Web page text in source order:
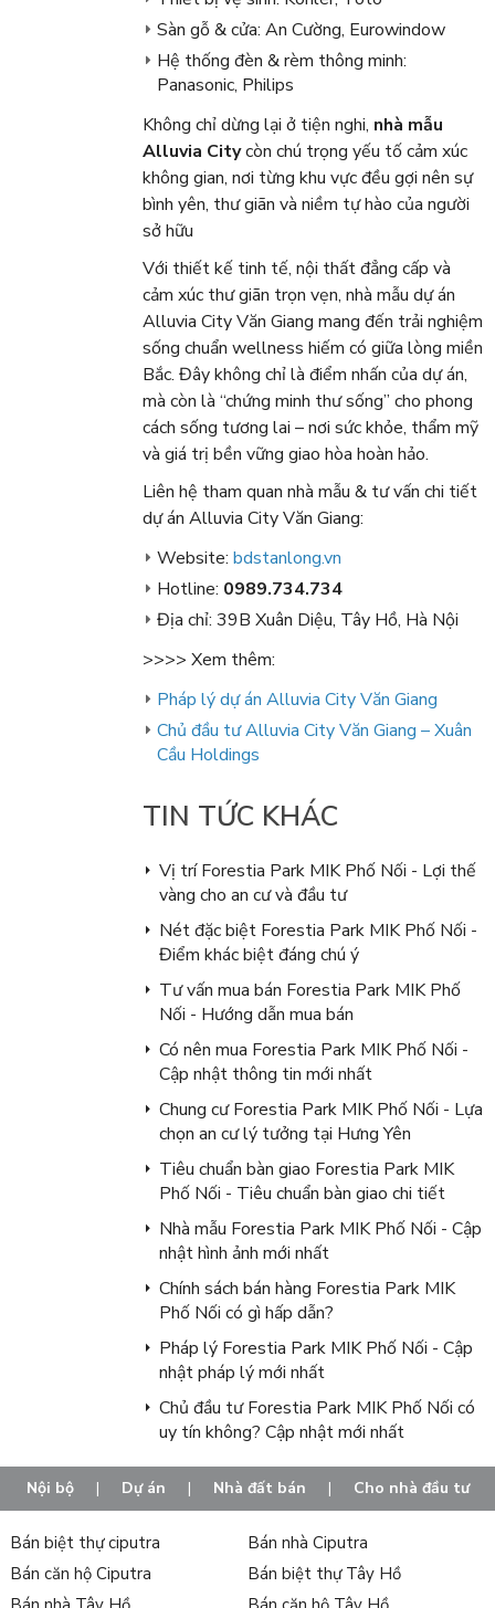
Sàn gỗ & cửa: An Cường, Eurowindow
Hệ thống đèn & rèm thông minh:
Panasonic, Philips
Không chỉ dừng lại ở tiện nghi, nhà mẫu
Alluvia Citycòn chú trọng yếu tố cảm xúc
không gian, nơi từng khu vực đều gợi nên sự
bình yên, thư giãn và niềm tự hào của người
sở hữu
Với thiết kế tinh tế, nội thất đẳng cấp và
cảm xúc thư giãn trọn vẹn, nhà mẫu dự án
Alluvia City Văn Giang mang đến trải nghiệm
sống chuẩn wellness hiếm có giữa lòng miền
Bắc. Đây không chỉ là điểm nhấn của dự án,
mà còn là “chứng minh thư sống” cho phong
cách sống tương lai – nơi sức khỏe, thẩm mỹ
và giá trị bền vững giao hòa hoàn hảo.
Liên hệ tham quan nhà mẫu & tư vấn chi tiết
dự án Alluvia City Văn Giang:
Website: bdstanlong.vn
Hotline: 0989.734.734
Địa chỉ: 39B Xuân Diệu, Tây Hồ, Hà Nội
>>>> Xem thêm:
Pháp lý dự án Alluvia City Văn Giang
Chủ đầu tư Alluvia City Văn Giang – Xuân
Cầu Holdings
TIN TỨC KHÁC
Vị trí Forestia Park MIK Phố Nối - Lợi thế
vàng cho an cư và đầu tư
Nét đặc biệt Forestia Park MIK Phố Nối -
Điểm khác biệt đáng chú ý
Tư vấn mua bán Forestia Park MIK Phố
Nối - Hướng dẫn mua bán
Có nên mua Forestia Park MIK Phố Nối -
Cập nhật thông tin mới nhất
Chung cư Forestia Park MIK Phố Nối - Lựa
chọn an cư lý tưởng tại Hưng Yên
Tiêu chuẩn bàn giao Forestia Park MIK
Phố Nối - Tiêu chuẩn bàn giao chi tiết
Nhà mẫu Forestia Park MIK Phố Nối - Cập
nhật hình ảnh mới nhất
Chính sách bán hàng Forestia Park MIK
Phố Nối có gì hấp dẫn?
Pháp lý Forestia Park MIK Phố Nối - Cập
nhật pháp lý mới nhất
Chủ đầu tư Forestia Park MIK Phố Nối có
uy tín không? Cập nhật mới nhất
Nội bộ | Dự án | Nhà đất bán | Cho nhà đầu tư
Bán biệt thự ciputra
Bán nhà Ciputra
Bán căn hộ Ciputra
Bán biệt thự Tây Hồ